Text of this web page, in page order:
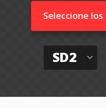
Seleccione
SD2